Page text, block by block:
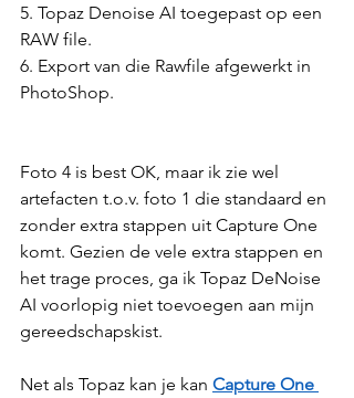
5. Topaz Denoise AI toegepast op een
RAW file.
6. Export van die Rawfile afgewerkt in
PhotoShop.
Foto 4 is best OK, maar ik zie wel
artefacten t.o.v. foto 1 die standaard en
zonder extra stappen uit Capture One
komt. Gezien de vele extra stappen en
het trage proces, ga ik Topaz DeNoise
AI voorlopig niet toevoegen aan mijn
gereedschapskist.
Net als Topaz kan je kan Capture One